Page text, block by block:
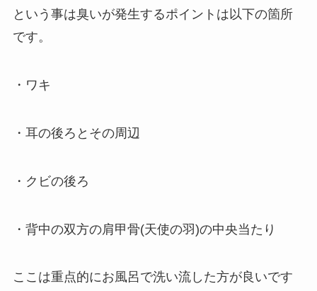
という事は臭いが発生するポイントは以下の箇所
です。
・ワキ
・耳の後ろとその周辺
・クビの後ろ
・背中の双方の肩甲骨(天使の羽)の中央当たり
ここは重点的にお風呂で洗い流した方が良いです